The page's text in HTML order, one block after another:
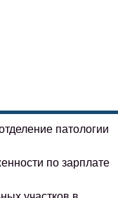
патологии
по зарплате